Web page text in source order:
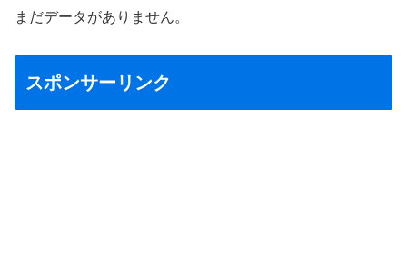
まだデータがありません。
スポンサーリンク